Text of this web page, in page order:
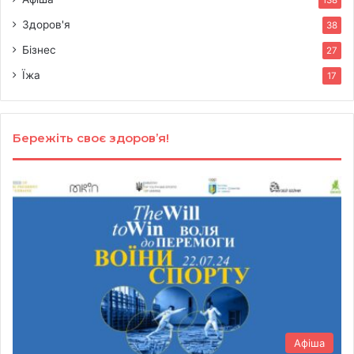
Здоров'я 38
Бізнес 27
Їжа 17
Бережіть своє здоров’я!
Афіша